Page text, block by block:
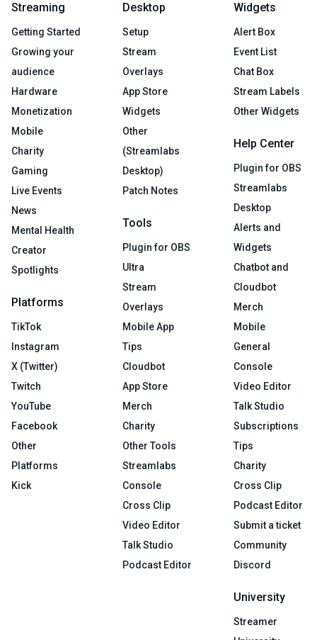
Streaming
Getting Started
Growing your
audience
Hardware
Monetization
Mobile
Charity
Gaming
Live Events
News
Mental Health
Creator
Spotlights
Platforms
TikTok
Instagram
X (Twitter)
Twitch
YouTube
Facebook
Other
Platforms
Kick
Desktop
Setup
Stream
Overlays
App Store
Widgets
Other
(Streamlabs
Desktop)
Patch Notes
Tools
Plugin for OBS
Ultra
Stream
Overlays
Mobile App
Tips
Cloudbot
App Store
Merch
Charity
Other Tools
Streamlabs
Console
Cross Clip
Video Editor
Talk Studio
Podcast Editor
Widgets
Alert Box
Event List
Chat Box
Stream Labels
Other Widgets
Help Center
Plugin for OBS
Streamlabs
Desktop
Alerts and
Widgets
Chatbot and
Cloudbot
Merch
Mobile
General
Console
Video Editor
Talk Studio
Subscriptions
Tips
Charity
Cross Clip
Podcast Editor
Submit a ticket
Community
Discord
University
Streamer